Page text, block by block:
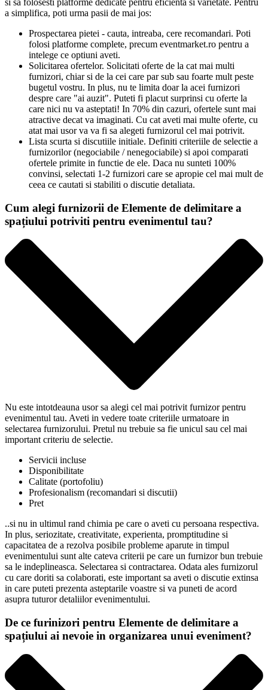
si sa folosesti platforme dedicate pentru eficienta si varietate. Pentru
a simplifica, poti urma pasii de mai jos:
Prospectarea pietei - cauta, intreaba, cere recomandari. Poti
folosi platforme complete, precum eventmarket.ro pentru a
intelege ce optiuni aveti.
Solicitarea ofertelor. Solicitati oferte de la cat mai multi
furnizori, chiar si de la cei care par sub sau foarte mult peste
bugetul vostru. In plus, nu te limita doar la acei furnizori
despre care "ai auzit". Puteti fi placut surprinsi cu oferte la
care nici nu va asteptati! In 70% din cazuri, ofertele sunt mai
atractive decat va imaginati. Cu cat aveti mai multe oferte, cu
atat mai usor va va fi sa alegeti furnizorul cel mai potrivit.
Lista scurta si discutiile initiale. Definiti criteriile de selectie a
furnizorilor (negociabile / nenegociabile) si apoi comparati
ofertele primite in functie de ele. Daca nu sunteti 100%
convinsi, selectati 1-2 furnizori care se apropie cel mai mult de
ceea ce cautati si stabiliti o discutie detaliata.
Cum alegi furnizorii de Elemente de delimitare a
spațiului potriviti pentru evenimentul tau?
Nu este intotdeauna usor sa alegi cel mai potrivit furnizor pentru
evenimentul tau. Aveti in vedere toate criteriile urmatoare in
selectarea furnizorului. Pretul nu trebuie sa fie unicul sau cel mai
important criteriu de selectie.
Servicii incluse
Disponibilitate
Calitate (portofoliu)
Profesionalism (recomandari si discutii)
Pret
..si nu in ultimul rand chimia pe care o aveti cu persoana respectiva.
In plus, seriozitate, creativitate, experienta, promptitudine si
capacitatea de a rezolva posibile probleme aparute in timpul
evenimentului sunt alte cateva criterii pe care un furnizor bun trebuie
sa le indeplineasca. Selectarea si contractarea. Odata ales furnizorul
cu care doriti sa colaborati, este important sa aveti o discutie extinsa
in care puteti prezenta asteptarile voastre si va puneti de acord
asupra tuturor detaliilor evenimentului.
De ce furinizori pentru Elemente de delimitare a
spațiului ai nevoie in organizarea unui eveniment?